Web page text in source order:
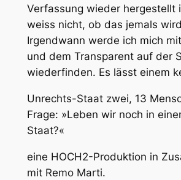
Verfassung wieder hergestellt
weiss nicht, ob das jemals
Irgendwann werde ich mich
und dem Transparent auf der
wiederfinden. Es lässt einem
Unrechts-Staat zwei, 13
Frage: »Leben wir noch in
Staat?«
eine HOCH2-Produktion in
mit Remo Marti.